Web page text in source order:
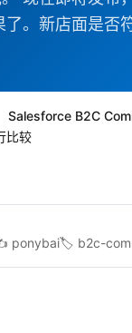
了。新店面是否
Salesforce B2C
比较
ponybai🏷️ b2c-